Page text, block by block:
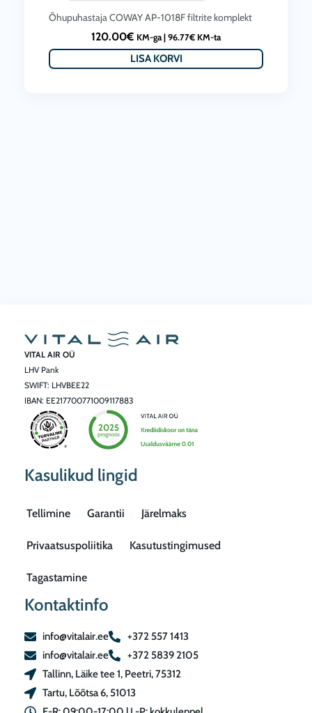
€
.
0
0
Õhupuhastaja COWAY AP-1018F filtrite komplekt
120.00€ KM-ga | 96.77€ KM-ta
LISA KORVI
VITAL AIR OÜ
LHV Pank
SWIFT: LHVBEE22
IBAN: EE217700771009117883
Kasulikud lingid
Tellimine Garantii Järelmaks
Privaatsuspoliitika Kasutustingimused
Tagastamine
Kontaktinfo
info@vitalair.ee
+372 557 1413
info@vitalair.ee
+372 5839 2105
Tallinn, Läike tee 1, Peetri, 75312
Tartu, Lõõtsa 6, 51013